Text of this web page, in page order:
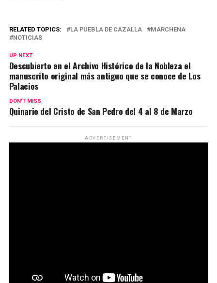
RELATED TOPICS: LA PUEBLA DE CAZALLA
MARCHENA
NOTICIAS
UP NEXT
Descubierto en el Archivo Histórico de la Nobleza el
manuscrito original más antiguo que se conoce de Los
Palacios
DON'T MISS
Quinario del Cristo de San Pedro del 4 al 8 de Marzo
ADVERTISEMENT